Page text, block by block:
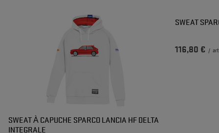
SWEAT À CAPUCHE SPARCO LANCIA HF DELTA
INTEGRALE
SWEAT
116,80 € /